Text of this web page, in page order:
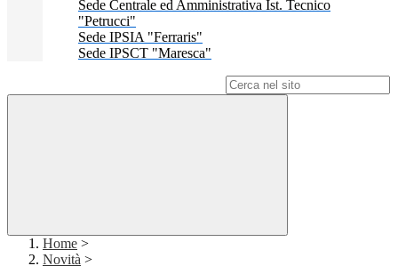
Sede Centrale ed Amministrativa Ist. Tecnico
"Petrucci"
Sede IPSIA "Ferraris"
Sede IPSCT "Maresca"
Home >
Novità >